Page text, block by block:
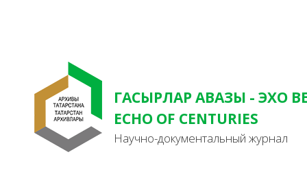
ГАСЫРЛАР АВАЗЫ - ЭХО
ECHO OF CENTURIES
Научно-документальный журнал